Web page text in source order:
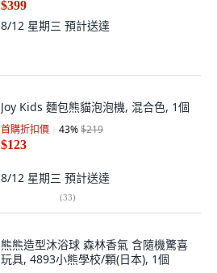
$399
8/12 星期三 預計送達
Joy Kids 麵包熊貓泡泡機, 混合色, 1個
首購折扣價 43%$219
$123
8/12 星期三 預計送達
(33)
熊熊造型沐浴球 森林香氣 含隨機驚喜
玩具, 4893小熊學校/顆(日本), 1個